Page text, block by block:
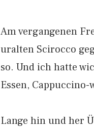
Am vergangenen
uralten Scirocco
so. Und ich hatte
Essen,
Lange hin und her